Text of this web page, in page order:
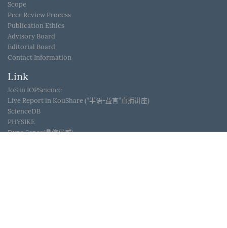
Scope
Peer Review Process
Publication Ethics
Advisory Board
Editorial Board
Contact Information
Link
JoS in IOPScience
Live Report in KouShare (“半语-益言”直播讲座)
ScienceDB
PHYSIKE
Dyna Sense(鼎信优威)